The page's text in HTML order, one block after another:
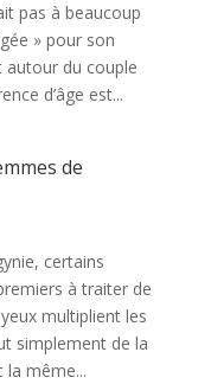
pas à beaucoup
» pour son
du couple
d’âge est...
de
certains
à traiter de
multiplient les
simplement de la
la même...